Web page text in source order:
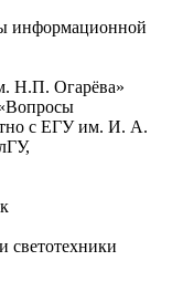
информационной
Н.П. Огарёва»
с ЕГУ им. И. А.
светотехники